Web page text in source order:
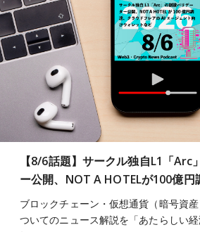
【8/6話題】サークル独自L1「Arc
ー公開、NOT A HOTELが100億
ブロックチェーン・仮想通貨（暗号資
ついてのニュース解説を「あたらしい